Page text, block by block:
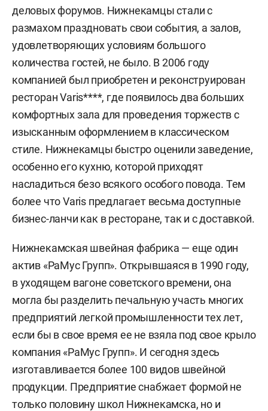
деловых форумов. Нижнекамцы стали с
размахом праздновать свои события, а залов,
удовлетворяющих условиям большого
количества гостей, не было. В 2006 году
компанией был приобретен и реконструирован
ресторан Varis****, где появилось два больших
комфортных зала для проведения торжеств с
изысканным оформлением в классическом
стиле. Нижнекамцы быстро оценили заведение,
особенно его кухню, которой приходят
насладиться безо всякого особого повода. Тем
более что Varis предлагает весьма доступные
бизнес-ланчи как в ресторане, так и с доставкой.
Нижнекамская швейная фабрика — еще один
актив «РаМус Групп». Открывшаяся в 1990 году,
в уходящем вагоне советского времени, она
могла бы разделить печальную участь многих
предприятий легкой промышленности тех лет,
если бы в свое время ее не взяла под свое крыло
компания «РаМус Групп». И сегодня здесь
изготавливается более 100 видов швейной
продукции. Предприятие снабжает формой не
только половину школ Нижнекамска, но и